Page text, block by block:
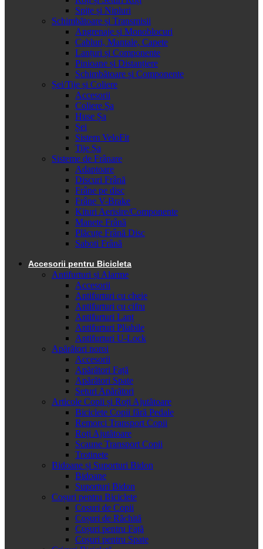
Spițe și Nipluri
Schimbătoare și Transmisii
Angrenaje și Monoblocuri
Cabluri, Mantale, Capete
Lanțuri și Componente
Pinioane și Distanțiere
Schimbătoare și Componente
Șei/Tije și Coliere
Accesorii
Coliere Șa
Huse Șa
Șei
Sistem VeloFit
Tije Șa
Sisteme de Frânare
Adaptoare
Discuri Frână
Frâne pe disc
Frâne V-Brake
Kituri Aerisire/Componente
Manete Frână
Plăcuțe Frână Disc
Saboti Frână
Accesorii pentru Bicicleta
Antifurturi și Alarme
Accesorii
Antifurturi cu cheie
Antifurturi cu cifru
Antifurturi Lanț
Antifurturi Pliabile
Antifurturi U-Lock
Apărători noroi
Accesorii
Apărători Față
Apărători Spate
Seturi Apărători
Articole Copii și Roți Ajutătoare
Biciclete Copii fără Pedale
Remorci Transport Copii
Roți Ajutătoare
Scaune Transport Copii
Trotinete
Bidoane și Suporturi Bidon
Bidoane
Suporturi Bidon
Coșuri pentru Biciclete
Cosuri de Copii
Coșuri de Răchită
Coșuri pentru Față
Coșuri pentru Spate